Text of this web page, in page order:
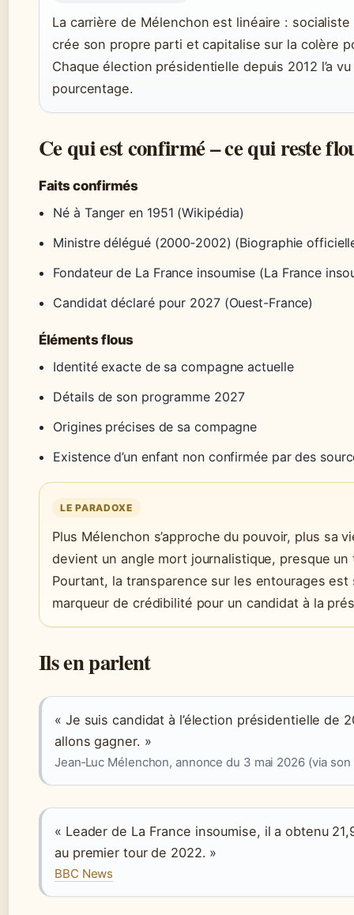
La carrière de Mélenchon est linéaire :
crée son propre parti et capitalise sur la colère
Chaque élection présidentielle depuis 2012 l’a
pourcentage.
Ce qui est confirmé – ce qui reste
Faits confirmés
Né à Tanger en 1951 (Wikipédia)
Ministre délégué (2000‑2002) (Biographie
Fondateur de La France insoumise (La France
Candidat déclaré pour 2027 (Ouest-France)
Éléments flous
Identité exacte de sa compagne actuelle
Détails de son programme 2027
Origines précises de sa compagne
Existence d’un enfant non confirmée par des
LE PARADOXE
Plus Mélenchon s’approche du pouvoir, plus sa
devient un angle mort journalistique, presque un
Pourtant, la transparence sur les entourages est
marqueur de crédibilité pour un candidat à la
Ils en parlent
« Je suis candidat à l’élection présidentielle de
allons gagner. »
Jean‑Luc Mélenchon, annonce du 3 mai 2026 (via
« Leader de La France insoumise, il a obtenu
au premier tour de 2022. »
BBC News